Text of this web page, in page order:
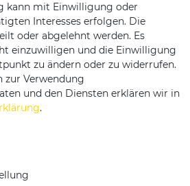
unter:
kann mit Einwilligung oder
Interesses erfolgen. Die
oder abgelehnt werden. Es
einzuwilligen und die Einwilligung
zu ändern oder zu widerrufen.
zur Verwendung
und den Diensten erklären wir in
.